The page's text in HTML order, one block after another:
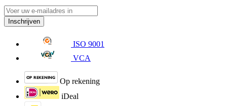
Inschrijven
ISO 9001
VCA
Op rekening
iDeal